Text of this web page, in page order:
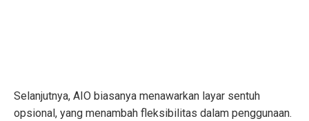
Selanjutnya, AIO biasanya menawarkan layar sentuh
opsional, yang menambah fleksibilitas dalam penggunaan.